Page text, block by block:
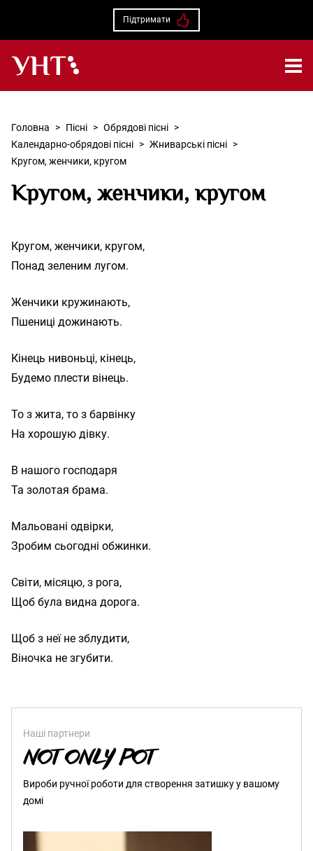
Підтримати
Головна > Пісні > Обрядові пісні >
Календарно-обрядові пісні > Жниварські пісні >
Кругом, женчики, кругом
Кругом, женчики, кругом
Кругом, женчики, кругом,
Женчики кружинають,
Кінець нивоньці, кінець,
То з жита, то з барвінку
В нашого господаря
Мальовані одвірки,
Світи, місяцю, з рога,
Щоб з неї не зблудити,
Наші партнери
Вироби ручної роботи для створення затишку у вашому
домі